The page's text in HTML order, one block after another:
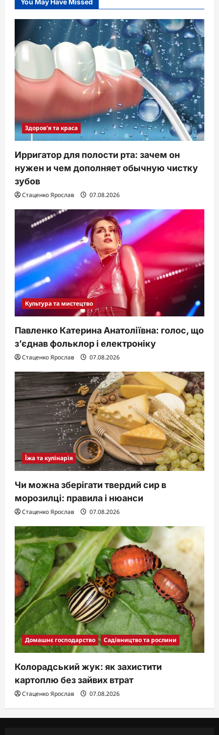
You May Have Missed
Здоров'я та краса
Ирригатор для полости рта: зачем он
нужен и чем дополняет обычную чистку
зубов
Стаценко Ярослав 07.08.2026
Культура та мистецтво
Павленко Катерина Анатоліївна: голос, що
з’єднав фольклор і електроніку
Стаценко Ярослав 07.08.2026
Їжа та кулінарія
Чи можна зберігати твердий сир в
морозилці: правила і нюанси
Стаценко Ярослав 07.08.2026
Домашнє господарство Садівництво та рослини
Колорадський жук: як захистити
картоплю без зайвих втрат
Стаценко Ярослав 07.08.2026